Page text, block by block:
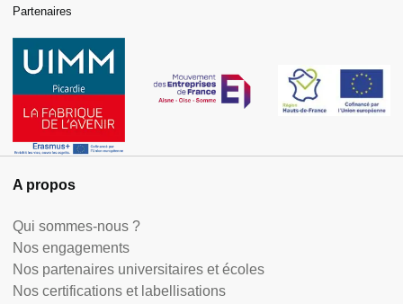
A propos
Qui sommes-nous ?
Nos engagements
Nos partenaires universitaires et écoles
Nos certifications et labellisations
Partenaires